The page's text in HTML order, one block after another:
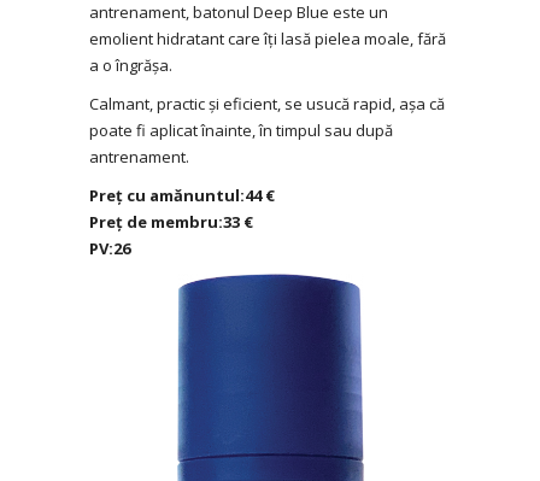
antrenament, batonul Deep Blue este un
emolient hidratant care îți lasă pielea moale, fără
a o îngrășa.
Calmant, practic și eficient, se usucă rapid, așa că
poate fi aplicat înainte, în timpul sau după
antrenament.
Preț cu amănuntul:44 €
Preț de membru:33 €
PV:26